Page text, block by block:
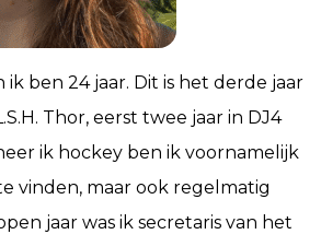
ik ben 24 jaar. Dit is het derde jaar
Thor, eerst twee jaar in DJ4
ik hockey ben ik voornamelijk
vinden, maar ook regelmatig
jaar was ik secretaris van het